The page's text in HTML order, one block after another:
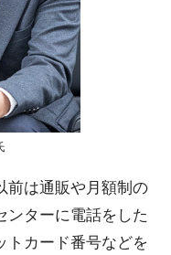
前は通販や月額制の
ンターに電話をした
トカード番号などを